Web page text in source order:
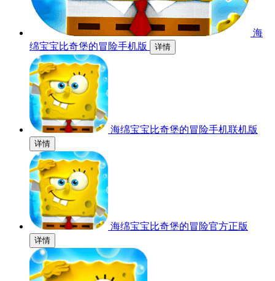
海
绵宝宝比奇堡的冒险手机版
详情
海绵宝宝比奇堡的冒险手机联机版
详情
海绵宝宝比奇堡的冒险官方正版
详情